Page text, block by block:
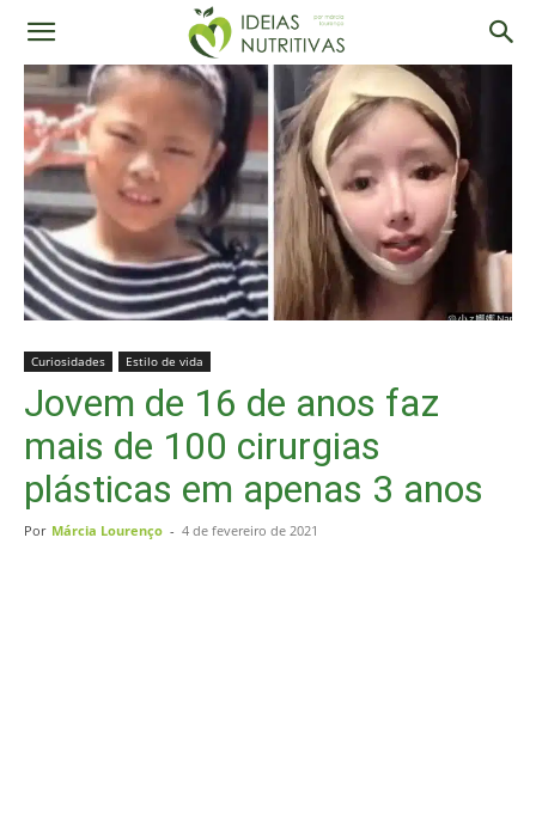
Curiosidades Estilo de vida
Jovem de 16 de anos faz
mais de 100 cirurgias
plásticas em apenas 3 anos
Por Márcia Lourenço - 4 de fevereiro de 2021